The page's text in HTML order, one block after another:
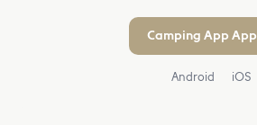
Camping App App
Android iOS